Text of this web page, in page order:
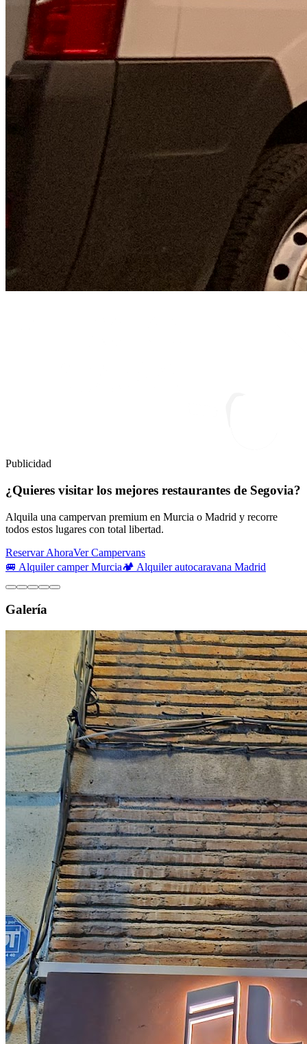
Publicidad
¿Quieres visitar los mejores restaurantes de Segovia?
Alquila una campervan premium en Murcia o Madrid y recorre
todos estos lugares con total libertad.
Reservar AhoraVer Campervans
🚐 Alquiler camper Murcia🏕️ Alquiler autocaravana Madrid
Galería